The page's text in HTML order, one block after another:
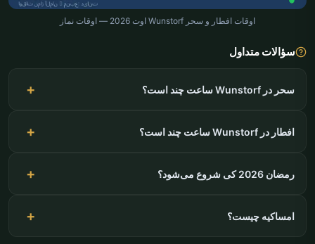
اوقات افطار و سحر Wunstorf اوت 2026 — اوقات نماز
سؤالات متداول
سحر در Wunstorf ساعت چند است؟
افطار در Wunstorf ساعت چند است؟
رمضان 2026 کی شروع می‌شود؟
امساکیه چیست؟